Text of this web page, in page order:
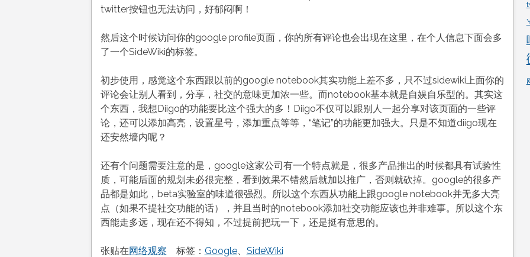
twitter按钮也无法访问，好郁闷啊！
然后这个时候访问你的google profile页面，你的所有评论也会出现在这里，在个人信息下面会多
了一个SideWiki的标签。
初步使用，感觉这个东西跟以前的google notebook其实功能上差不多，只不过sidewiki上面你的
评论会让别人看到，分享，社交的意味更加浓一些。而notebook基本就是自娱自乐型的。其实这
个东西，我想Diigo的功能要比这个强大的多！Diigo不仅可以跟别人一起分享对该页面的一些评
论，还可以添加高亮，设置星号，添加重点等等，“笔记”的功能更加强大。只是不知道diigo现在
还安然墙内呢？
还有个问题需要注意的是，google这家公司有一个特点就是，很多产品推出的时候都具有试验性
质，可能后面的规划未必很完整，看到效果不错然后就加以推广，否则就砍掉。google的很多产
品都是如此，beta实验室的味道很强烈。所以这个东西从功能上跟google notebook并无多大亮
点（如果不提社交功能的话），并且当时的notebook添加社交功能应该也并非难事。所以这个东
西能走多远，现在还不得知，不过提前把玩一下，还是挺有意思的。
张贴在网络观察 标签： Google、 SideWiki